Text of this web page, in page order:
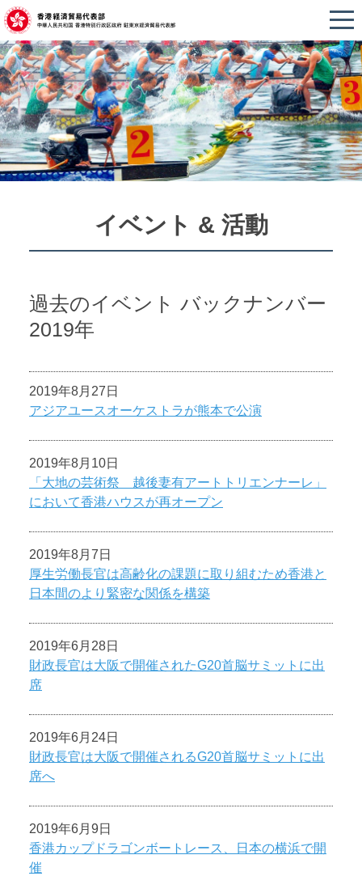
イベント & 活動
過去のイベント バックナンバー
2019年
2019年8月27日
アジアユースオーケストラが熊本で公演
2019年8月10日
「大地の芸術祭 越後妻有アートトリエンナーレ」
において香港ハウスが再オープン
2019年8月7日
厚生労働長官は高齢化の課題に取り組むため香港と
日本間のより緊密な関係を構築
2019年6月28日
財政長官は大阪で開催されたG20首脳サミットに出
席
2019年6月24日
財政長官は大阪で開催されるG20首脳サミットに出
席へ
2019年6月9日
香港カップドラゴンボートレース、日本の横浜で開
催